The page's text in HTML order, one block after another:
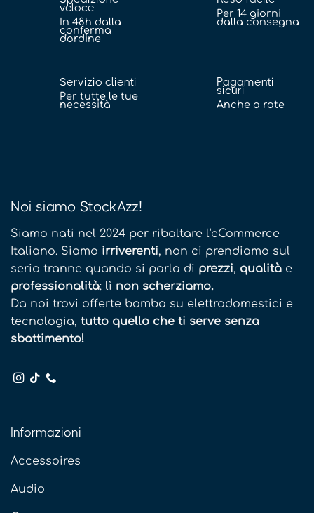
veloce
In 48h dalla
conferma
d'ordine
Per 14 giorni
dalla consegna
Servizio clienti
Per tutte le tue
necessità
Pagamenti
sicuri
Anche a rate
Noi siamo StockAzz!
Siamo nati nel 2024 per ribaltare l'eCommerce
Italiano. Siamo irriverenti, non ci prendiamo sul
serio tranne quando si parla di prezzi, qualità e
professionalità: lì non scherziamo.
Da noi trovi offerte bomba su elettrodomestici e
tecnologia, tutto quello che ti serve senza
sbattimento!
Informazioni
Accessoires
Audio